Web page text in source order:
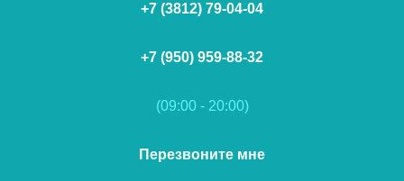
+7 (3812) 79-04-04
+7 (950) 959-88-32
(09:00 - 20:00)
Перезвоните мне